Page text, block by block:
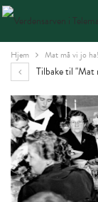
Skip
Content
Hjem Mat må vi jo ha!
Tilbake til "Mat